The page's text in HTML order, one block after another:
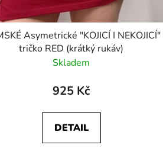
Asymetrické "KOJICÍ I NEKOJICÍ"
tričko RED (krátký rukáv)
Skladem
925 Kč
DETAIL